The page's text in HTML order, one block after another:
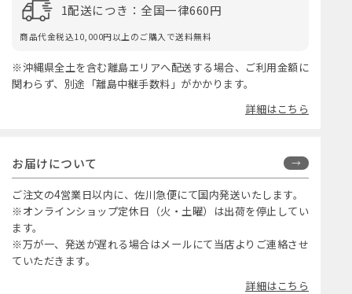
1配送につき：全国一律660円
商品代金税込10,000円以上のご購入で送料無料
※沖縄県全土を含む離島エリアへ配送する場合、ご利用金額に
関わらず、別途「離島中継手数料」がかかります。
詳細はこちら
お届けについて
ご注文の4営業日以内に、佐川急便にて国内発送いたします。
※オンラインショップ定休日（火・土曜）は出荷を停止してい
ます。
※万が一、発送が遅れる場合はメールにて当店よりご連絡させ
ていただきます。
詳細はこちら